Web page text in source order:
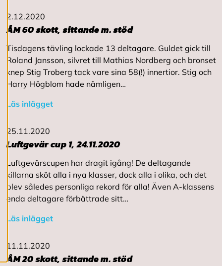
l
l
a
A
c
c
e
t
a
a
l
l
a
c
o
o
k
e
2.12.2020
ÅM 60 skott, sittande m. stöd
Tisdagens tävling lockade 13 deltagare. Guldet gick till
Roland Jansson, silvret till Mathias Nordberg och bronset
knep Stig Troberg tack vare sina 58(!) innertior. Stig och
Harry Högblom hade nämligen…
Läs inlägget
25.11.2020
Luftgevär cup 1, 24.11.2020
Luftgevärscupen har dragit igång! De deltagande
killarna sköt alla i nya klasser, dock alla i olika, och det
blev således personliga rekord för alla! Även A-klassens
enda deltagare förbättrade sitt…
Läs inlägget
11.11.2020
ÅM 20 skott, sittande m. stöd